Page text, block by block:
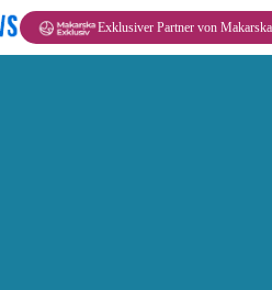
Exklusiver Partner von